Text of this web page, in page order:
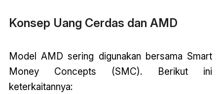
Konsep Uang Cerdas dan AMD
Model AMD sering digunakan bersama Smart
Money Concepts (SMC). Berikut ini
keterkaitannya: